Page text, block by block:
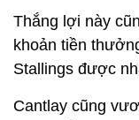
Thắng lợi này
khoản tiền
Stallings được
Cantlay cũng